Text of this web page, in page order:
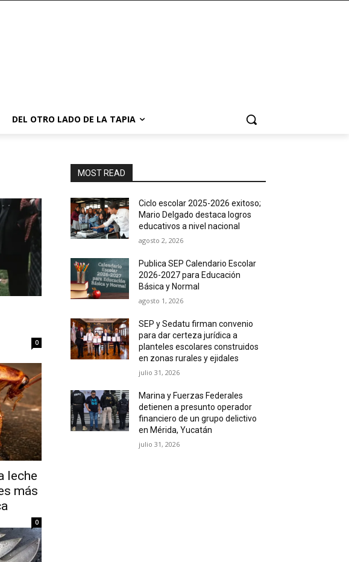
DEL OTRO LADO DE LA TAPIA
0
leche
más
0
MOST READ
Ciclo escolar 2025-2026 exitoso;
Mario Delgado destaca logros
educativos a nivel nacional
agosto 2, 2026
Publica SEP Calendario Escolar
2026-2027 para Educación
Básica y Normal
agosto 1, 2026
SEP y Sedatu firman convenio
para dar certeza jurídica a
planteles escolares construidos
en zonas rurales y ejidales
julio 31, 2026
Marina y Fuerzas Federales
detienen a presunto operador
financiero de un grupo delictivo
en Mérida, Yucatán
julio 31, 2026